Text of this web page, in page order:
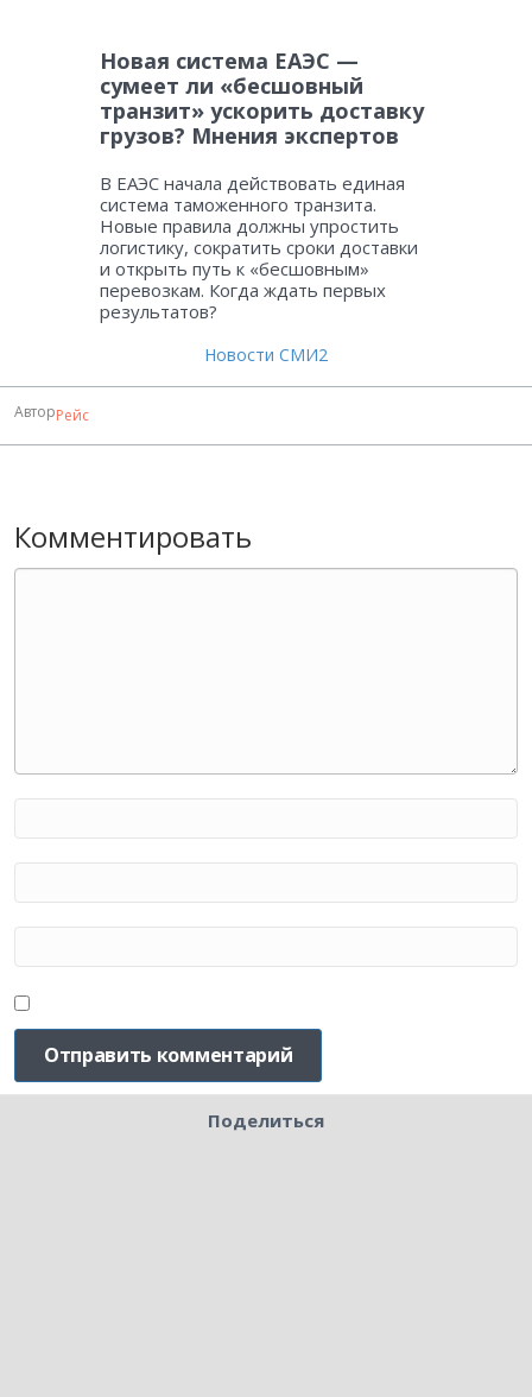
Новая система ЕАЭС —
сумеет ли «бесшовный
транзит» ускорить доставку
грузов? Мнения экспертов
В ЕАЭС начала действовать единая
система таможенного транзита.
Новые правила должны упростить
логистику, сократить сроки доставки
и открыть путь к «бесшовным»
перевозкам. Когда ждать первых
результатов?
Новости СМИ2
АвторРейс
Комментировать
Поделиться